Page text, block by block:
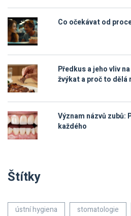
Co očekávat od
Předkus a jeho vliv
žvýkat a proč to dělá
Význam názvů
každého
Štítky
ústní hygiena stomatologie